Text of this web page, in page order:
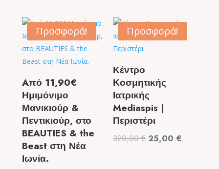
9,50 €. είναι:
6,50 €.
99,00 €.
49,90 €.
Προσφορά!
Aπό 11,90€
Ημιμόνιμο
Μανικιούρ &
Πεντικιούρ, στο
BEAUTIES & the
Beast στη Νέα
Ιωνία.
Προσφορά!
Κέντρο
Κοσμητικής
Ιατρικής
Mediaspis |
Περιστέρι
320,00€ Original
25,00 €